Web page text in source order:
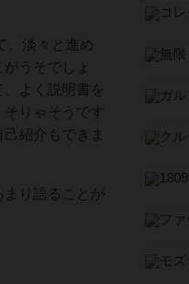
、淡々と進め
うそでしょ
よく説明書を
りゃそうです
紹介もできま
り語ることが